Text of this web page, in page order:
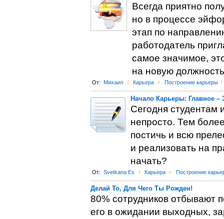
Всегда приятно
но в процессе
этап по
работодатель
самое значимое,
на новую
От: Михаил l Карьера > Построение карьеры l
Начало Карьеры: Главное –
Сегодня студентам
непросто. Тем
постичь и всю
и реализовать на
начать?
От: Svetkana Es l Карьера > Построение
Делай То, Для Чего Ты Рожден!
80% сотрудников отбывают
его в ожидании выходных,